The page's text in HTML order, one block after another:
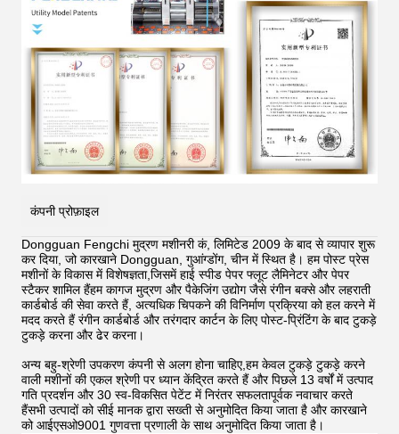
कंपनी प्रोफ़ाइल
Dongguan Fengchi मुद्रण मशीनरी कं, लिमिटेड 2009 के बाद से व्यापार शुरू
कर दिया, जो कारखाने Dongguan, गुआंग्डोंग, चीन में स्थित है। हम पोस्ट प्रेस
मशीनों के विकास में विशेषज्ञता,जिसमें हाई स्पीड पेपर फ्लूट लैमिनेटर और पेपर
स्टैकर शामिल हैंहम कागज मुद्रण और पैकेजिंग उद्योग जैसे रंगीन बक्से और लहराती
कार्डबोर्ड की सेवा करते हैं, अत्यधिक चिपकने की विनिर्माण प्रक्रिया को हल करने में
मदद करते हैं रंगीन कार्डबोर्ड और तरंगदार कार्टन के लिए पोस्ट-प्रिंटिंग के बाद टुकड़े
टुकड़े करना और ढेर करना।
अन्य बहु-श्रेणी उपकरण कंपनी से अलग होना चाहिए,हम केवल टुकड़े टुकड़े करने
वाली मशीनों की एकल श्रेणी पर ध्यान केंद्रित करते हैं और पिछले 13 वर्षों में उत्पाद
गति प्रदर्शन और 30 स्व-विकसित पेटेंट में निरंतर सफलतापूर्वक नवाचार करते
हैंसभी उत्पादों को सीई मानक द्वारा सख्ती से अनुमोदित किया जाता है और कारखाने
को आईएसओ9001 गुणवत्ता प्रणाली के साथ अनुमोदित किया जाता है।